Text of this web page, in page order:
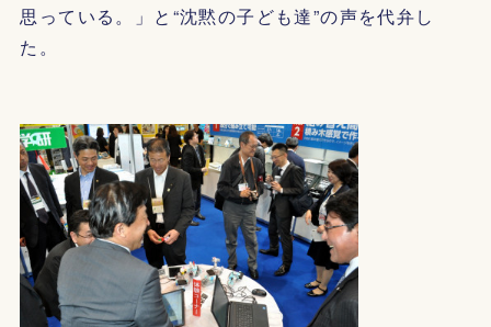
思っている。」と“沈黙の子ども達”の声を代弁し
た。